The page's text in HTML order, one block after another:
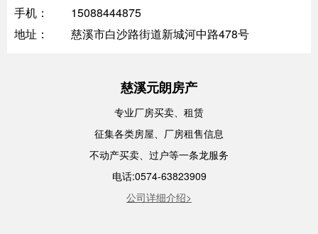
手机：
15088444875
地址：
慈溪市白沙路街道新城河中路478号
慈溪元朗房产
专业厂房买卖、租赁
征集各类房屋、厂房租售信息
不动产买卖、过户等一条龙服务
电话:0574-63823909
公司详细介绍>